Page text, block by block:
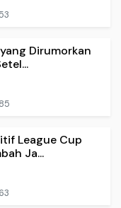
Dirumorkan
85
League Cup
Ja...
63